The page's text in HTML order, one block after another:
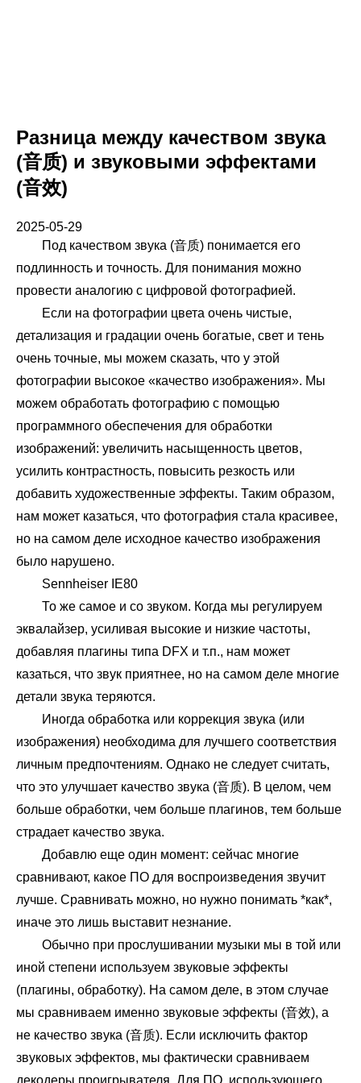
Разница между качеством звука
(音质) и звуковыми эффектами
(音效)
2025-05-29
Под качеством звука (音质) понимается его
подлинность и точность. Для понимания можно
провести аналогию с цифровой фотографией.
Если на фотографии цвета очень чистые,
детализация и градации очень богатые, свет и тень
очень точные, мы можем сказать, что у этой
фотографии высокое «качество изображения». Мы
можем обработать фотографию с помощью
программного обеспечения для обработки
изображений: увеличить насыщенность цветов,
усилить контрастность, повысить резкость или
добавить художественные эффекты. Таким образом,
нам может казаться, что фотография стала красивее,
но на самом деле исходное качество изображения
было нарушено.
Sennheiser IE80
То же самое и со звуком. Когда мы регулируем
эквалайзер, усиливая высокие и низкие частоты,
добавляя плагины типа DFX и т.п., нам может
казаться, что звук приятнее, но на самом деле многие
детали звука теряются.
Иногда обработка или коррекция звука (или
изображения) необходима для лучшего соответствия
личным предпочтениям. Однако не следует считать,
что это улучшает качество звука (音质). В целом, чем
больше обработки, чем больше плагинов, тем больше
страдает качество звука.
Добавлю еще один момент: сейчас многие
сравнивают, какое ПО для воспроизведения звучит
лучше. Сравнивать можно, но нужно понимать *как*,
иначе это лишь выставит незнание.
Обычно при прослушивании музыки мы в той или
иной степени используем звуковые эффекты
(плагины, обработку). На самом деле, в этом случае
мы сравниваем именно звуковые эффекты (音效), а
не качество звука (音质). Если исключить фактор
звуковых эффектов, мы фактически сравниваем
декодеры проигрывателя. Для ПО, использующего